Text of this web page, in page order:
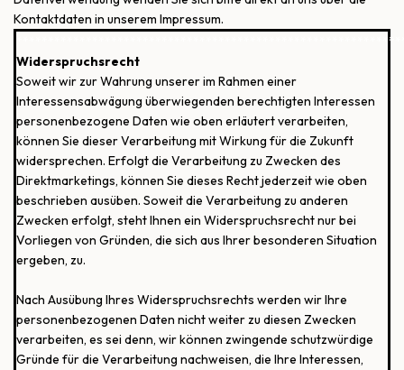
Kontaktdaten in unserem Impressum.
Widerspruchsrecht
Soweit wir zur Wahrung unserer im Rahmen einer
Interessensabwägung überwiegenden berechtigten Interessen
personenbezogene Daten wie oben erläutert verarbeiten,
können Sie dieser Verarbeitung mit Wirkung für die Zukunft
widersprechen. Erfolgt die Verarbeitung zu Zwecken des
Direktmarketings, können Sie dieses Recht jederzeit wie oben
beschrieben ausüben. Soweit die Verarbeitung zu anderen
Zwecken erfolgt, steht Ihnen ein Widerspruchsrecht nur bei
Vorliegen von Gründen, die sich aus Ihrer besonderen Situation
ergeben, zu.
Nach Ausübung Ihres Widerspruchsrechts werden wir Ihre
personenbezogenen Daten nicht weiter zu diesen Zwecken
verarbeiten, es sei denn, wir können zwingende schutzwürdige
Gründe für die Verarbeitung nachweisen, die Ihre Interessen,